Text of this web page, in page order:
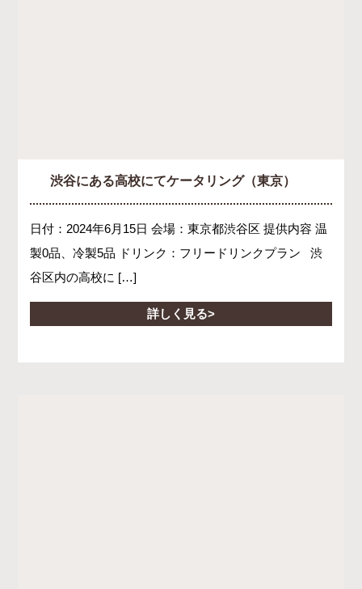
渋谷にある高校にてケータリング（東京）
日付：2024年6月15日 会場：東京都渋谷区 提供内容 温
製0品、冷製5品 ドリンク：フリードリンクプラン 渋
谷区内の高校に […]
詳しく見る